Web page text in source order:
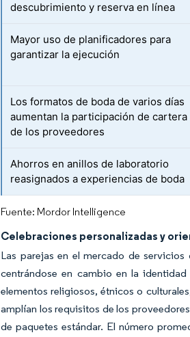
descubrimiento y reserva en línea
Mayor uso de planificadores para
garantizar la ejecución
Los formatos de boda de varios días
aumentan la participación de cartera
de los proveedores
Ahorros en anillos de laboratorio
reasignados a experiencias de boda
Fuente: Mordor Intelligence
Celebraciones personalizadas y
Las parejas en el mercado de
centrándose en cambio en la
elementos religiosos, étnicos o
amplían los requisitos de los
de paquetes estándar. El número